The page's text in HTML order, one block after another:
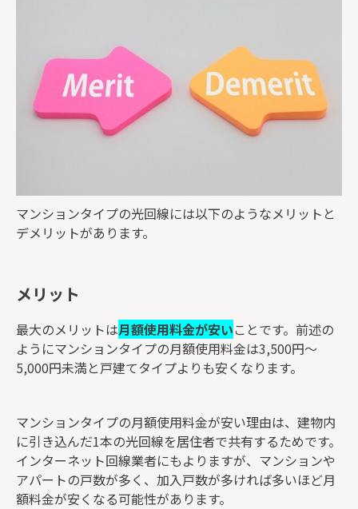
マンションタイプの光回線には以下のようなメリットと
デメリットがあります。
メリット
最大のメリットは月額使用料金が安いことです。前述の
ようにマンションタイプの月額使用料金は3,500円～
5,000円未満と戸建てタイプよりも安くなります。
マンションタイプの月額使用料金が安い理由は、建物内
に引き込んだ1本の光回線を居住者で共有するためです。
インターネット回線業者にもよりますが、マンションや
アパートの戸数が多く、加入戸数が多ければ多いほど月
額料金が安くなる可能性があります。